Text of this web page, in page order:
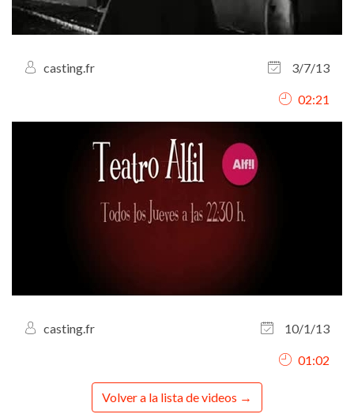
casting.fr 3/7/13
02:21
casting.fr 10/1/13
01:02
Volver a la lista de videos